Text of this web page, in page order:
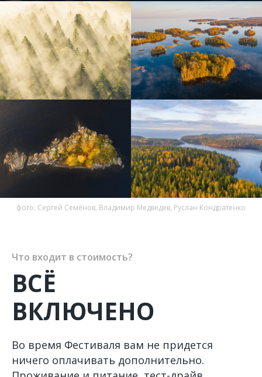
фото: Сергей Семёнов, Владимир Медведев, Руслан Кондратенко
ВСЁ
ВКЛЮЧЕНО
Что входит в стоимость?
Во время Фестиваля вам не придется
ничего оплачивать дополнительно.